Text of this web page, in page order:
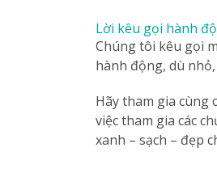
Lời kêu gọi hành
Chúng tôi kêu gọi
hành động, dù
Hãy tham gia cùng
việc tham gia các
xanh – sạch – đẹp